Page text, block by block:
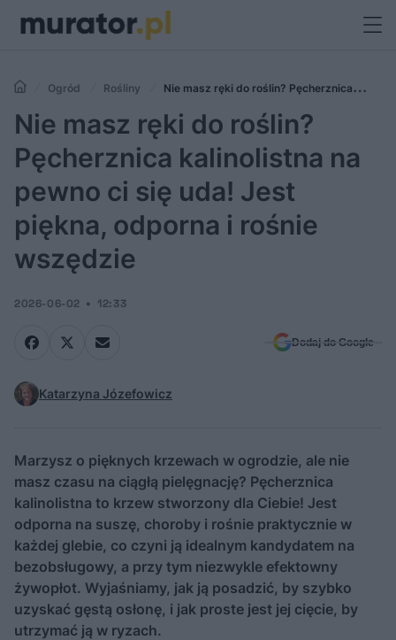
Ogród Rośliny
Nie masz ręki do roślin? Pęcherznica
kalinolistna na pewno ci się uda! Jest piękna, odporna i rośnie
wszędzie
Nie masz ręki do roślin?
Pęcherznica kalinolistna na
pewno ci się uda! Jest
piękna, odporna i rośnie
wszędzie
2026-06-02 12:33
Dodaj do Google
Katarzyna Józefowicz
Marzysz o pięknych krzewach w ogrodzie, ale nie
masz czasu na ciągłą pielęgnację? Pęcherznica
kalinolistna to krzew stworzony dla Ciebie! Jest
odporna na suszę, choroby i rośnie praktycznie w
każdej glebie, co czyni ją idealnym kandydatem na
bezobsługowy, a przy tym niezwykle efektowny
żywopłot. Wyjaśniamy, jak ją posadzić, by szybko
uzyskać gęstą osłonę, i jak proste jest jej cięcie, by
utrzymać ją w ryzach.